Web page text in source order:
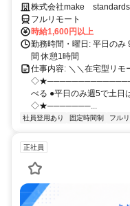
スキルアップ
株式会社make standards
フルリモート
時給1,600円以上
勤務時間・曜日: 平日の
間 休憩1時間
仕事内容: ＼＼在宅型リモ
べる ●平日のみ週5で土日
◇★───────...
社員登用あり 固定時間制 フル
正社員